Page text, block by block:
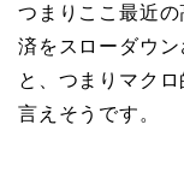
つまりここ最近
済をスローダウ
と、つまりマク
言えそうです。